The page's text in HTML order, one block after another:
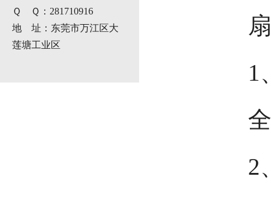
Ｑ Ｑ：281710916
地 址：东莞市万江区大
莲塘工业区
1
2